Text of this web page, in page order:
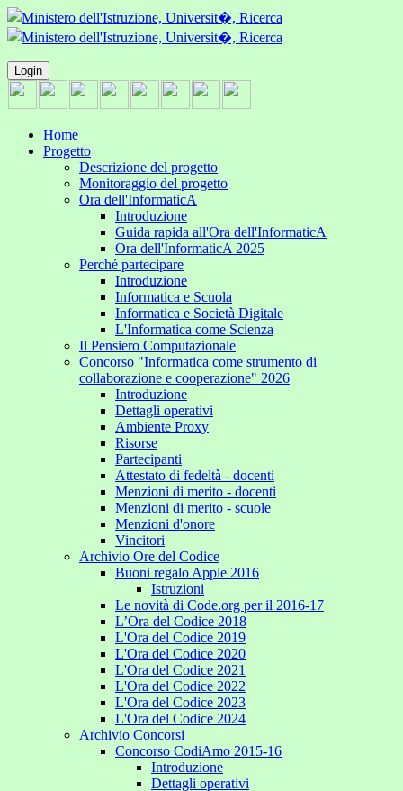
Login
Home
Progetto
Descrizione del progetto
Monitoraggio del progetto
Ora dell'InformaticA
Introduzione
Guida rapida all'Ora dell'InformaticA
Ora dell'InformaticA 2025
Perché partecipare
Introduzione
Informatica e Scuola
Informatica e Società Digitale
L'Informatica come Scienza
Il Pensiero Computazionale
Concorso "Informatica come strumento di
collaborazione e cooperazione" 2026
Introduzione
Dettagli operativi
Ambiente Proxy
Risorse
Partecipanti
Attestato di fedeltà - docenti
Menzioni di merito - docenti
Menzioni di merito - scuole
Menzioni d'onore
Vincitori
Archivio Ore del Codice
Buoni regalo Apple 2016
Istruzioni
Le novità di Code.org per il 2016-17
L’Ora del Codice 2018
L'Ora del Codice 2019
L'Ora del Codice 2020
L'Ora del Codice 2021
L'Ora del Codice 2022
L'Ora del Codice 2023
L'Ora del Codice 2024
Archivio Concorsi
Concorso CodiAmo 2015-16
Introduzione
Dettagli operativi